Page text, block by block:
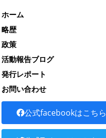
ホーム
略歴
政策
活動報告ブログ
発行レポート
お問い合わせ
公式facebookはこちら